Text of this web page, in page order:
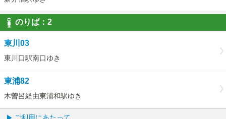
のりば： 2
2
東川03
東川口駅南口ゆき
東浦82
木曽呂経由東浦和駅ゆき